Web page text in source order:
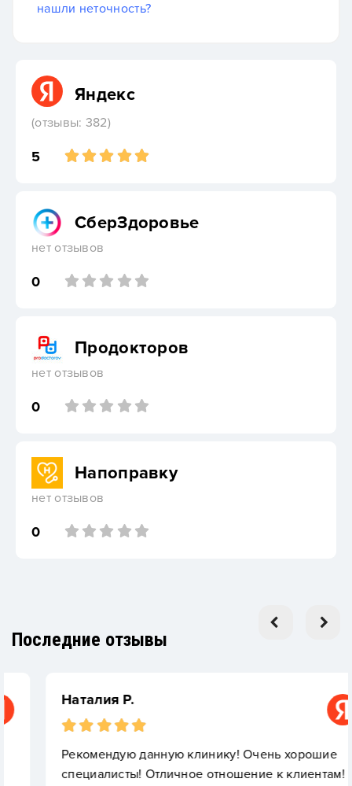
нашли неточность?
Яндекс
(отзывы: 382)
5
СберЗдоровье
нет отзывов
0
Продокторов
нет отзывов
0
Напоправку
нет отзывов
0
Последние отзывы
Наталия Р.
Рекомендую данную клинику! Очень хорошие
специалисты! Отличное отношение к клиентам!